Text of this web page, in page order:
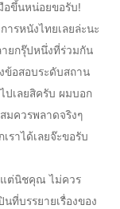
ขึ้นหน่อยขอรับ!
รหนังไทยเลยล่ะนะ
ายกรุ๊ปหนึ่งที่ร่วมกัน
ข้อสอบระดับสถาน
ปเลยสิครับ ผมบอก
มควรพลาดจริงๆ
ราได้เลยจ๊ะขอรับ
ต่นิชคุณ ไม่ควร
ที่บรรยายเรื่องของ